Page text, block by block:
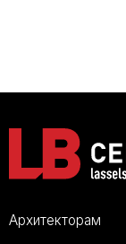
Архитекторам